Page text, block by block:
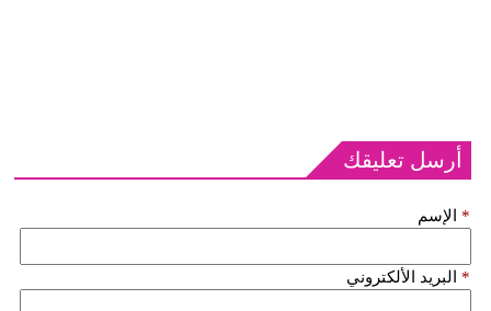
أرسل تعليقك
الإسم *
البريد الألكتروني *